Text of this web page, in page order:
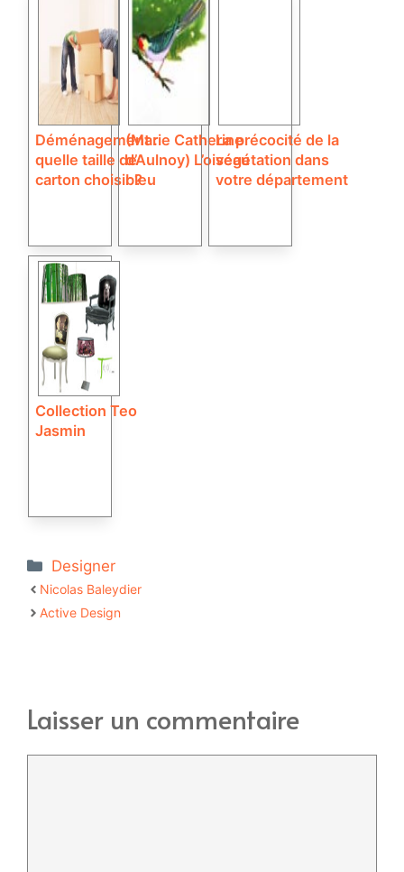
Déménagement :
quelle taille de
carton choisir ?
(Marie Catherine
d’Aulnoy) L’oiseau
bleu
La précocité de la
végétation dans
votre département
Collection Teo
Jasmin
Catégories
Designer
Nicolas Baleydier
Active Design
Laisser un commentaire